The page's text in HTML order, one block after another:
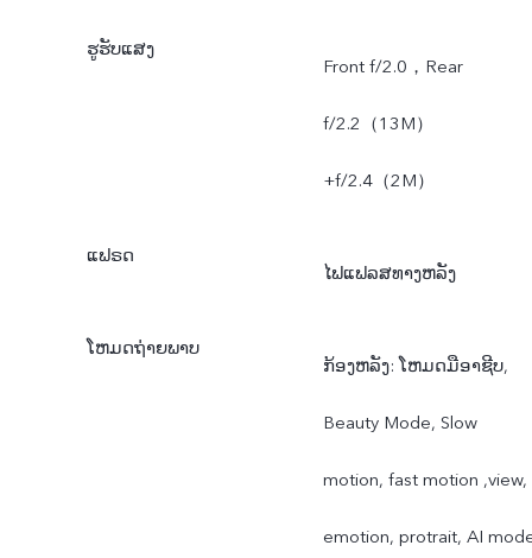
ຮູຮັບແສງ
Front f/2.0，Rear
f/2.2（13M）
+f/2.4（2M）
ແຟຣດ
ໄຟແຟລສທາງຫລັງ
ໂຫມດຖ່າຍພາບ
ກ້ອງຫລັງ: ໂຫມດມືອາຊີບ,
Beauty Mode, Slow
motion, fast motion ,view,
emotion, protrait, AI